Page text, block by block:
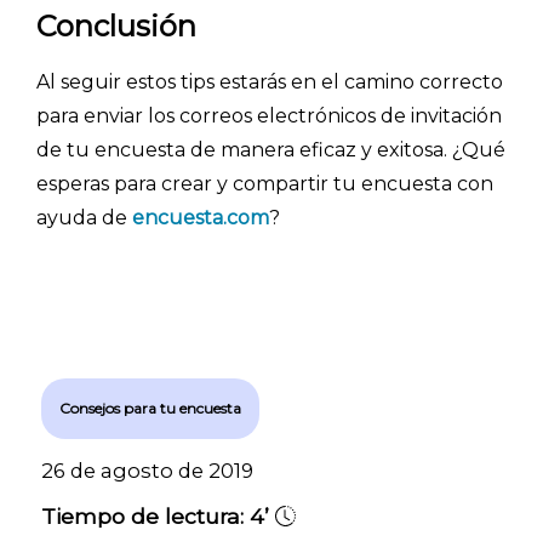
- Encuestas de recursos humanos
- Encuestas de satisfacción de cliente
- Inteligencia artificial
- Investigación de mercados
- Marketing y encuestas
Conclusión
Al seguir estos tips estarás en el camino correcto
para enviar los correos electrónicos de invitación
de tu encuesta de manera eficaz y exitosa. ¿Qué
esperas para crear y compartir tu encuesta con
ayuda de encuesta.com?
Consejos para tu encuesta
26 de agosto de 2019
Tiempo de lectura: 4’